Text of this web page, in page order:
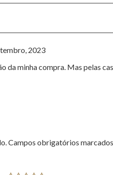
2023
da minha compra. Mas pelas
Campos obrigatórios